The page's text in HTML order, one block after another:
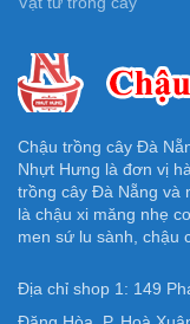
Chậu trồng cây Đà
Nhựt Hưng là đơn vị
trồng cây Đà Nẵng và
là chậu xi măng nhẹ
men sứ lu sành, chậu
Địa chỉ shop 1: 149